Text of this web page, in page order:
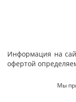
Информация на
офертой
Мы